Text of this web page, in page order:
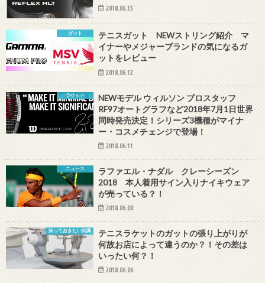
2018.06.15
ガット
テニスガット NEWストリング紹介 マ
イナーやメジャーブランドの気になるガ
ットをレビュー
2018.06.12
ラケット
NEWモデル ウィルソン プロスタッフ
RF97オートグラフなど2018年7月1日世界
同時発売決定！シリーズ3機種がマイナ
ー・コスメチェンジで登場！
2018.06.11
ニュース
ラファエル・ナダル クレーシーズン
2018 本人着用サイン入りナイキウェア
が売っている？！
2018.06.08
知っておきたい知識
テニスラケットのガットの張り上がりが
何故お店によって違うのか？！その差は
いったい何？！
2018.06.06